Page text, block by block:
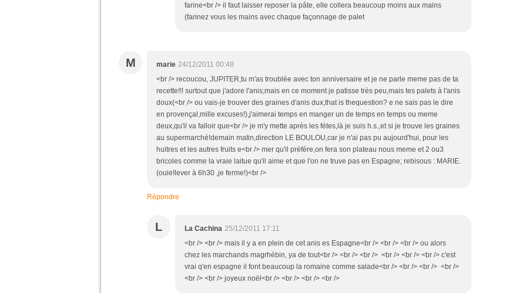
farine<br /> il faut laisser reposer la pâte, elle collera beaucoup moins aux mains
(farinez vous les mains avec chaque façonnage de palet
M marie 24/12/2011 00:48
<br /> recoucou, JUPITER,tu m'as troublée avec ton anniversaire et je ne parle meme pas de ta
recette!!! surtout que j'adore l'anis;mais en ce moment je patisse très peu,mais tes palets à l'anis
doux(<br /> ou vais-je trouver des graines d'anis dux,that is thequestion? e ne sais pas le dire
en provençal,mille excuses!),j'aimerai temps en manger un de temps en temps ou meme
deux,qu'il va falloir que<br /> je m'y mette après les fétes,là je suis h.s.,et si je trouve les graines
au supermarché!demain matin,direction LE BOULOU,car je n'ai pas pu aujourd'hui, pour les
huitres et les autres fruits e<br /> mer qu'il préfère,on fera son plateau nous meme et 2 ou3
bricoles comme la vraie laitue qu'il aime et que l'on ne truve pas en Espagne; rebisous : MARIE.
(ouie!lever à 6h30 ,je ferme!)<br />
Répondre
L La Cachina 25/12/2011 17:11
<br /> <br /> mais il y a en plein de cet anis es Espagne<br /> <br /> <br /> ou alors
chez les marchands magrhébin, ya de tout<br /> <br /> <br /> <br /> <br /> <br /> c'est
vrai q'en espagne il font beaucoup la romaine comme salade<br /> <br /> <br /> <br />
<br /> <br /> joyeux noël<br /> <br /> <br /> <br />